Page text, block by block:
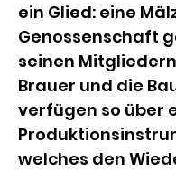
ein Glied: eine
Genossenschaft
seinen
Brauer und die
verfügen so über
welches den